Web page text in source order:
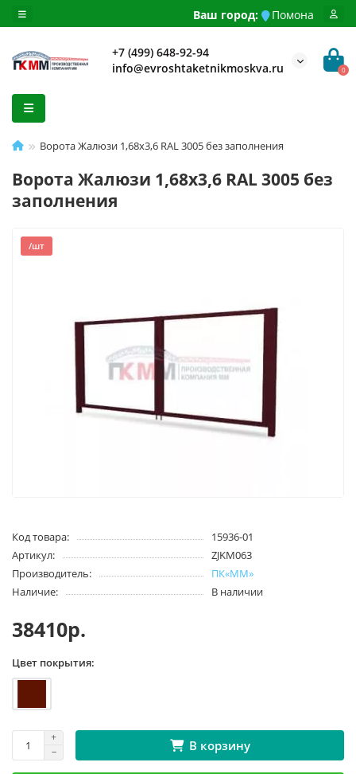
Ваш город: Помона
+7 (499) 648-92-94
info@evroshtaketnikmoskva.ru
0
Ворота Жалюзи 1,68х3,6 RAL 3005 без заполнения
Ворота Жалюзи 1,68х3,6 RAL 3005 без
заполнения
/шт
Код товара:
15936-01
Артикул:
ZJKM063
Производитель:
ПК«ММ»
Наличие:
В наличии
38410р.
Цвет покрытия:
В корзину